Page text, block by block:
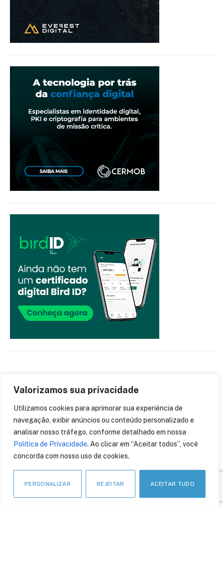
Valorizamos sua privacidade
Utilizamos cookies para aprimorar sua experiência de
navegação, exibir anúncios ou conteúdo personalizado e
analisar nosso tráfego, conforme detalhado em nossa
Política de Privacidade. Ao clicar em “Aceitar todos”, você
concorda com nosso uso de cookies.
PERSONALIZAR REJEITAR ACEITAR TUDO
APOIO INSTITUCIONAL